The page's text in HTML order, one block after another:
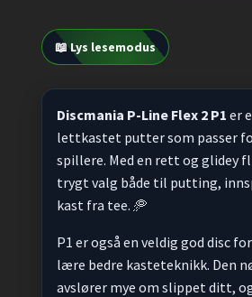
📖 Lys lesemodus
Discmania P-Line Flex 2 P1 er
lettkastet putter som passer
spillere. Med en rett og glidey
trygt valg både til putting,
kast fra tee. 🥏
P1 er også en veldig god disc
lære bedre kasteteknikk. Den
avslører mye om slippet ditt,